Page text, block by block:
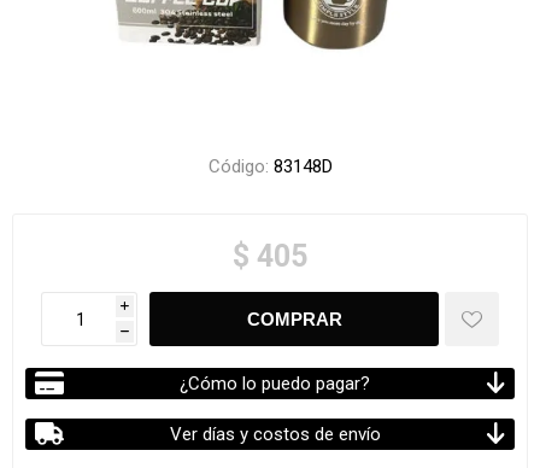
Código: 83148D
$ 405
i
h
¿Cómo lo puedo pagar?
Ver días y costos de envío